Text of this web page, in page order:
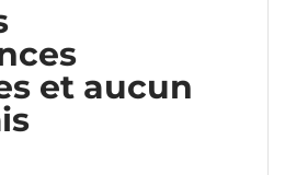
et aucun